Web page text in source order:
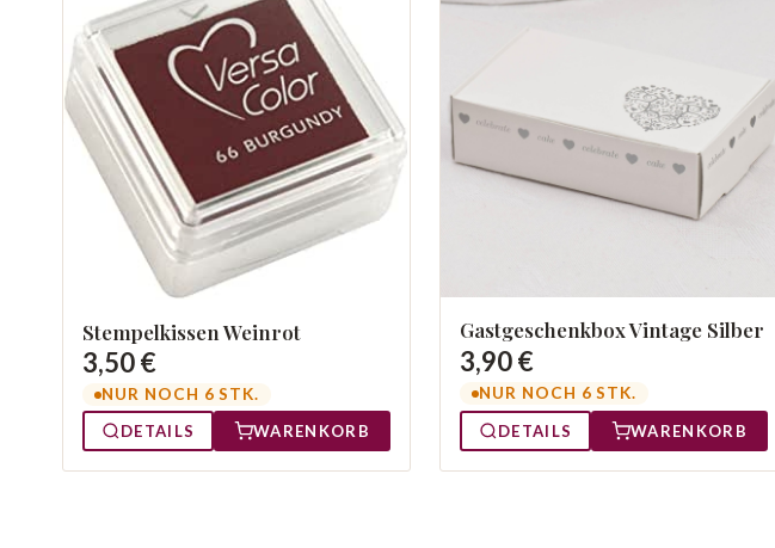
Stempelkissen Weinrot
3,50 €
NUR NOCH 6 STK.
DETAILS
WARENKORB
Gastgeschenkbox Vintage Silber
3,90 €
NUR NOCH 6 STK.
DETAILS
WARENKORB